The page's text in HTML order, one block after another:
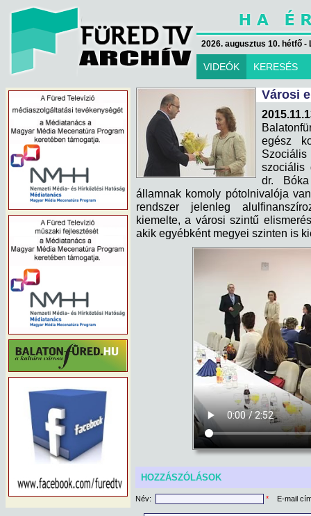
2026. augusztus 10. hétfő -
VIDEÓK KERESÉS
Városi
egész
szociális
dr.
államnak komoly pótolnivalója
rendszer jelenleg
kiemelte, a városi szintű
akik egyébként megyei szinten is
HOZZÁSZÓLÁSOK
Név: * E-mail